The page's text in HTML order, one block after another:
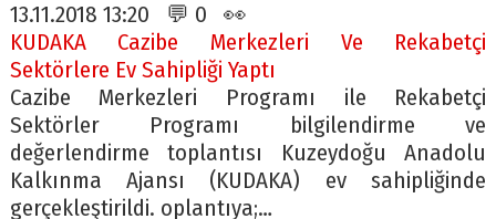
13.11.2018 13:20 💬 0 👀
KUDAKA Cazibe Merkezleri Ve Rekabetçi
Sektörlere Ev Sahipliği Yaptı
Cazibe Merkezleri Programı ile Rekabetçi
Sektörler Programı bilgilendirme ve
değerlendirme toplantısı Kuzeydoğu Anadolu
Kalkınma Ajansı (KUDAKA) ev sahipliğinde
gerçekleştirildi. oplantıya;…